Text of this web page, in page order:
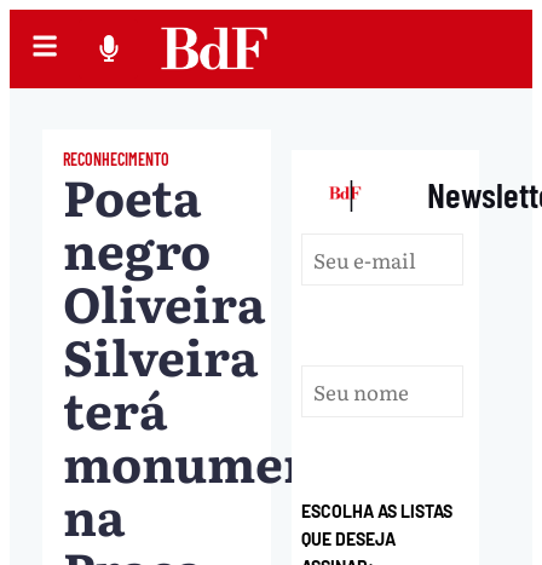
RECONHECIMENTO
Poeta
negro
Oliveira
Silveira
terá
monumento
na
|
ESCOLHA AS LISTAS
QUE DESEJA